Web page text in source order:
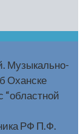
Музыкально-
Оханске
“областной
РФ П.Ф.